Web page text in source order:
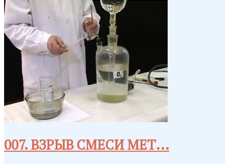
007. ВЗРЫВ СМЕСИ МЕТ...